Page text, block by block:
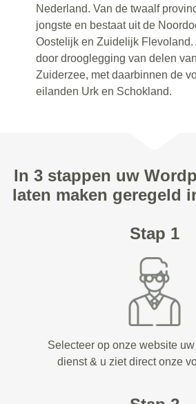
Nederland. Van de twaalf
jongste en bestaat uit de
Oostelijk en Zuidelijk Flevoland.
door drooglegging van delen
Zuiderzee, met daarbinnen de
eilanden Urk en Schokland.
In 3 stappen uw
laten maken geregeld
Stap 1
Selecteer op onze website
dienst & u ziet direct onze